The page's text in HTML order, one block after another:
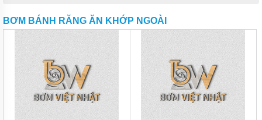
BƠM
MÀNG
BƠM
THỰC
PHẨM
BƠM
LƯỢNG
BƠM BÁNH RĂNG ĂN KHỚP NGOÀI